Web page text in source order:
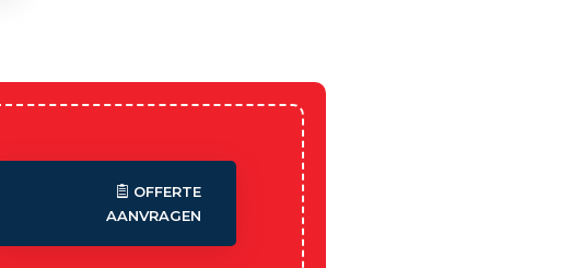
OFFERTE
AANVRAGEN